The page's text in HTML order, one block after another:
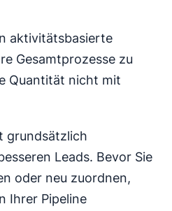
aktivitätsbasierte
Gesamtprozesse zu
Quantität nicht mit
grundsätzlich
Leads. Bevor Sie
oder neu zuordnen,
Ihrer Pipeline